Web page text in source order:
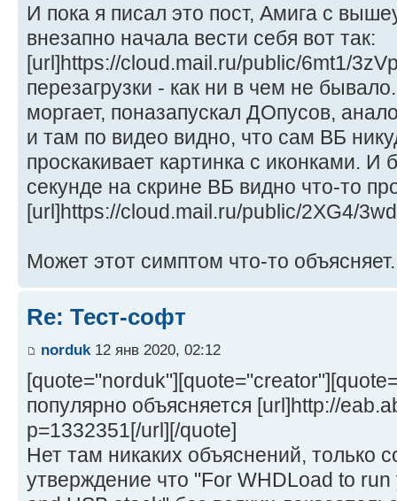
И пока я писал это пост, Амига с
внезапно начала вести себя вот так:
[url]https://cloud.mail.ru/public/6mt1/
перезагрузки - как ни в чем не
моргает, поназапускал ДОпусов,
и там по видео видно, что сам ВБ
проскакивает картинка с иконками. И
секунде на скрине ВБ видно что-то
[url]https://cloud.mail.ru/public/2XG4/
Может этот симптом что-то
Re: Тест-софт
norduk12 янв 2020, 02:12
популярно объясняется [url]http://
p=1332351[/url][/quote]
Нет там никаких объяснений, только
утверждение что "For WHDLoad to